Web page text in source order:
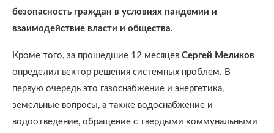
безопасность граждан в условиях пандемии и
взаимодействие власти и общества.
Кроме того, за прошедшие 12 месяцев Сергей Меликов
определил вектор решения системных проблем. В
первую очередь это газоснабжение и энергетика,
земельные вопросы, а также водоснабжение и
водоотведение, обращение с твердыми коммунальными